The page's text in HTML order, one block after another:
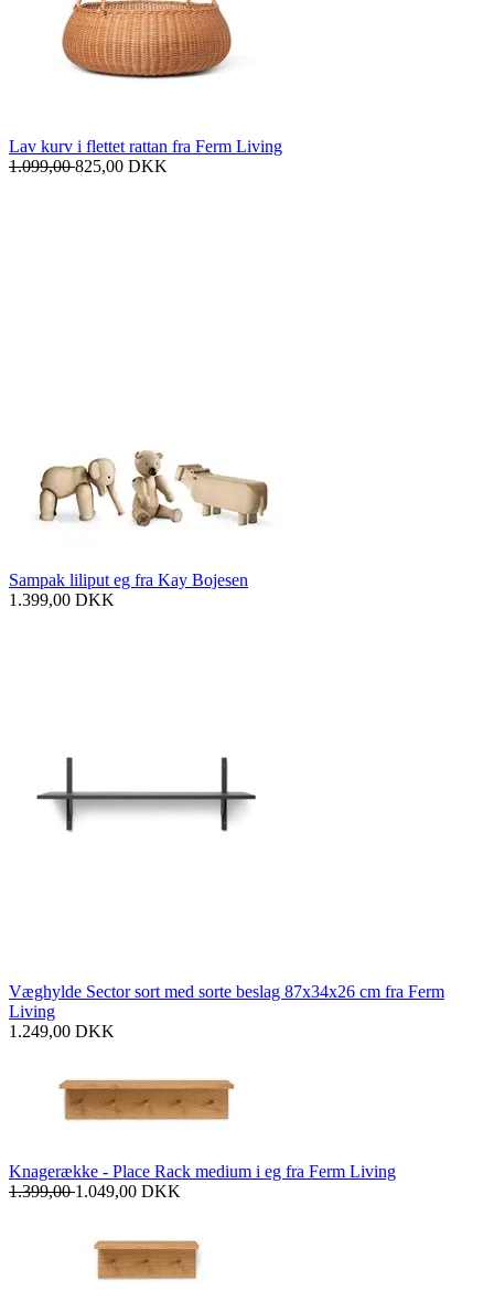
Lav kurv i flettet rattan fra Ferm Living
1.099,00825,00 DKK
Sampak liliput eg fra Kay Bojesen
1.399,00 DKK
Væghylde Sector sort med sorte beslag 87x34x26 cm fra Ferm
Living
1.249,00 DKK
Knagerække - Place Rack medium i eg fra Ferm Living
1.399,001.049,00 DKK